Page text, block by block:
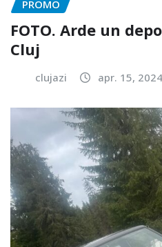
PROMO
FOTO. Arde un
Cluj
clujazi apr. 15, 2024